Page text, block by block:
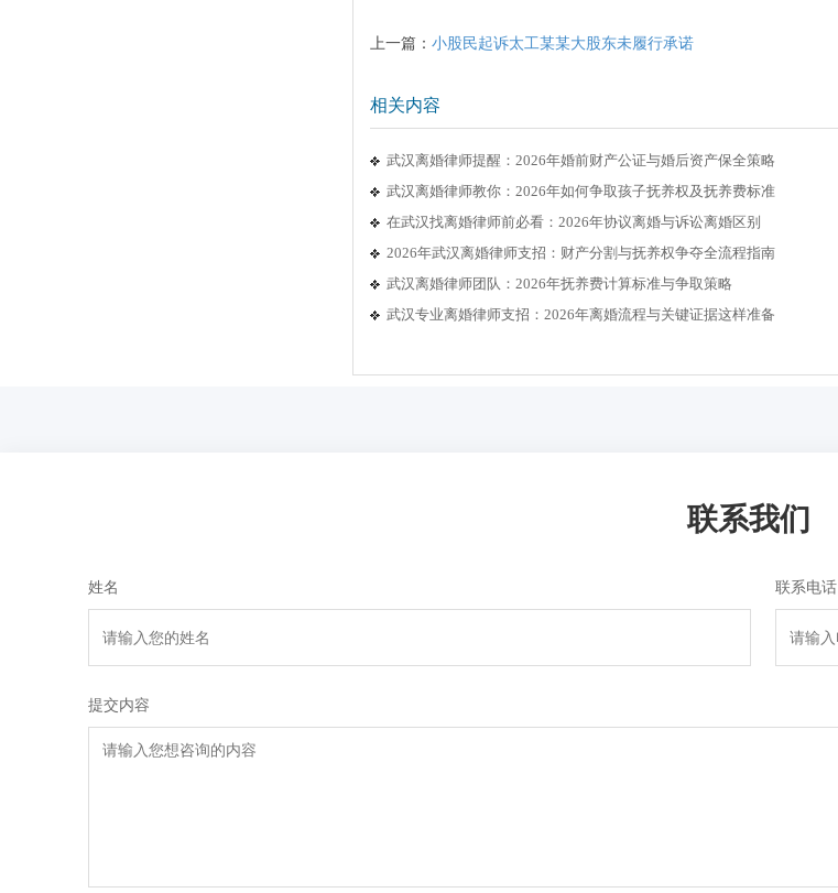
上一篇： 小股民起诉太工某某大股东未履行承诺
相关内容
武汉离婚律师提醒：2026年婚前财产公证与婚后资产保全策略
武汉离婚律师教你：2026年如何争取孩子抚养权及抚养费标准
在武汉找离婚律师前必看：2026年协议离婚与诉讼离婚区别
2026年武汉离婚律师支招：财产分割与抚养权争夺全流程指南
武汉离婚律师团队：2026年抚养费计算标准与争取策略
武汉专业离婚律师支招：2026年离婚流程与关键证据这样准备
联系我们
姓名 联系电话
提交内容